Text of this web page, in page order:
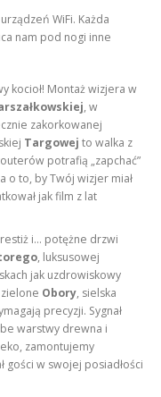
WiFi. Każda
nam pod nogi inne
kocioł! Montaż wizjera w
, w
zakorkowanej
Targowej to walka z
potrafią „zapchać”
o to, by Twój wizjer miał
jak film z lat
i… potężne drzwi
, luksusowej
jak uzdrowiskowy
zielone Obory, sielska
precyzji. Sygnał
warstwy drewna i
zamontujemy
gości w swojej posiadłości